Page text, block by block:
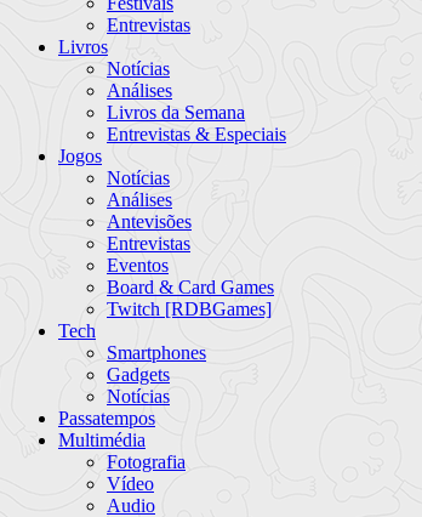
Entrevistas
Livros
Notícias
Análises
Livros da Semana
Entrevistas & Especiais
Jogos
Notícias
Análises
Antevisões
Entrevistas
Eventos
Board & Card Games
Twitch [RDBGames]
Tech
Smartphones
Gadgets
Notícias
Passatempos
Multimédia
Fotografia
Vídeo
Audio